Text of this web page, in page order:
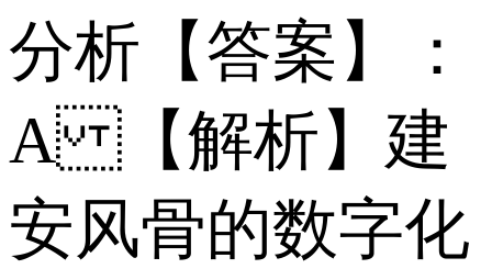
分析 【答案】：
A 【解析】建
安风骨的数字化